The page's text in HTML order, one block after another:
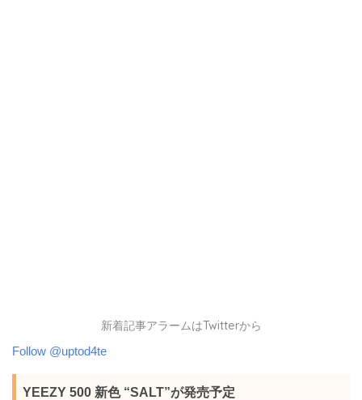
新着記事アラームはTwitterから
Follow @uptod4te
YEEZY 500 新色 “SALT”が発売予定